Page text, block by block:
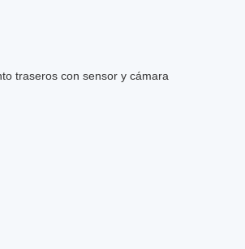
traseros con sensor y cámara